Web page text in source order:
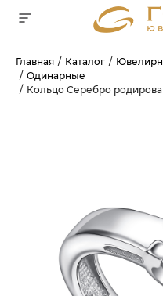
Главная Каталог
Одинарные
Кольцо Серебро
Для клиентов всех банков
ГРАФИК